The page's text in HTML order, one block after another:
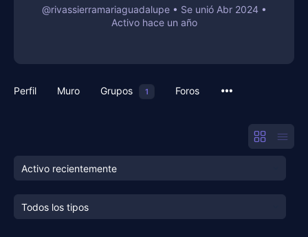
@rivassierramariaguadalupe • Se unió Abr 2024 •
Activo hace un año
Perfil Muro Grupos 1 Foros
Mostrar:
Mostrar: